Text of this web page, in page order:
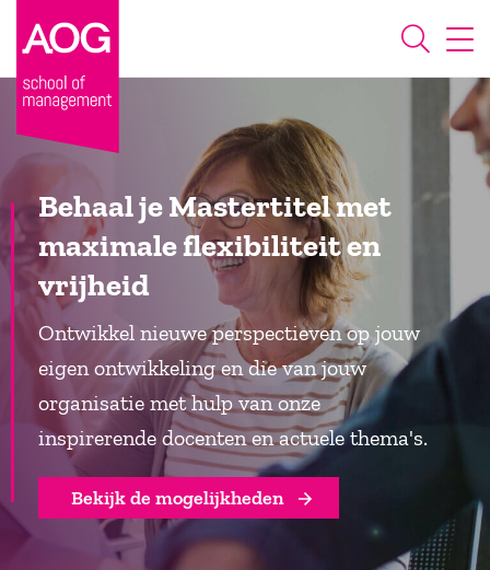
Behaal je Mastertitel met
maximale flexibiliteit en
vrijheid
Ontwikkel nieuwe perspectieven op jouw
eigen ontwikkeling en die van jouw
organisatie met hulp van onze
inspirerende docenten en actuele thema's.
Bekijk de mogelijkheden